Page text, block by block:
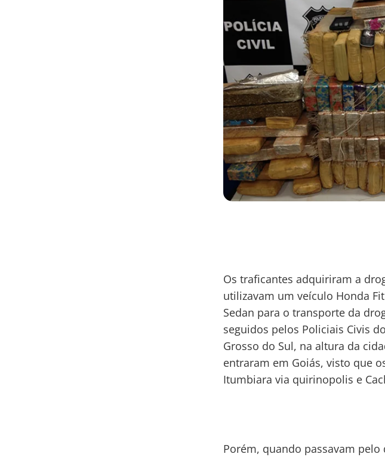
Os traficantes adquiriram a
utilizavam um veículo Honda
Sedan para o transporte da
seguidos pelos Policiais Civis
Grosso do Sul, na altura da
entraram em Goiás, visto que
Itumbiara via quirinopolis e
Porém, quando passavam